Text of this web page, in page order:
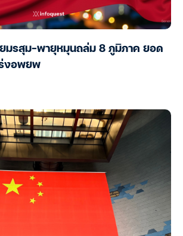
มรสุม-พายุหมุนถล่ม 8 ภูมิภาค ยอด
ร่งอพยพ